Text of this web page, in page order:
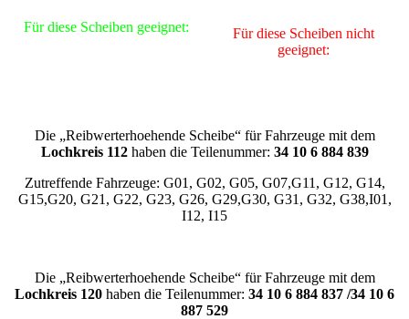
Für diese Scheiben geeignet:
Für diese Scheiben nicht
geeignet:
Die „Reibwerterhoehende Scheibe“ für Fahrzeuge mit dem
Lochkreis 112haben die Teilenummer: 34 10 6 884 839
Zutreffende Fahrzeuge: G01, G02, G05, G07,G11, G12, G14,
G15,G20, G21, G22, G23, G26, G29,G30, G31, G32, G38,I01,
I12, I15
Die „Reibwerterhoehende Scheibe“ für Fahrzeuge mit dem
Lochkreis 120 haben die Teilenummer: 34 10 6 884 837 /34 10 6
887 529